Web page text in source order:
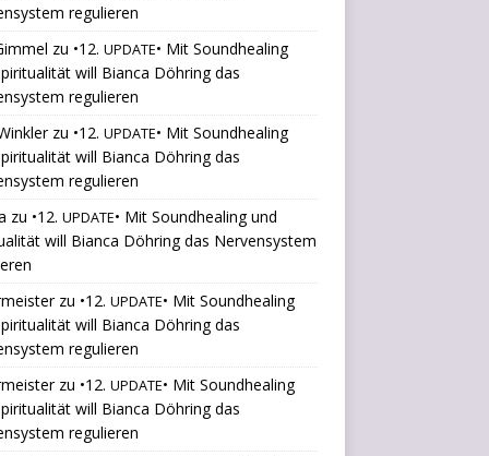
regulieren
zu •12. UPDATE• Mit Soundhealing
will Bianca Döhring das
regulieren
zu •12. UPDATE• Mit Soundhealing
will Bianca Döhring das
regulieren
zu •12. UPDATE• Mit Soundhealing und
will Bianca Döhring das Nervensystem
zu •12. UPDATE• Mit Soundhealing
will Bianca Döhring das
regulieren
zu •12. UPDATE• Mit Soundhealing
will Bianca Döhring das
regulieren